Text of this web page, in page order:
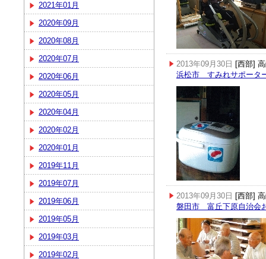
2021年01月
2020年09月
2020年08月
2020年07月
2020年06月
2020年05月
2020年04月
2020年02月
2020年01月
2019年11月
2019年07月
2019年06月
2019年05月
2019年03月
2019年02月
2013年09月30日 [西部]
浜松市 すみれサポータ
2013年09月30日 [西部]
磐田市 富丘下原自治会